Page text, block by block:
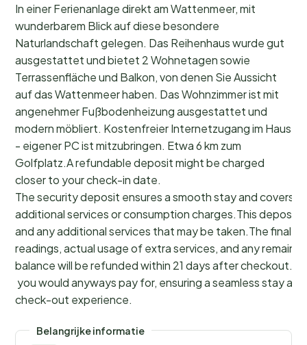
In einer Ferienanlage direkt am Wattenmeer, mit
wunderbarem Blick auf diese besondere
Naturlandschaft gelegen. Das Reihenhaus wurde gut
ausgestattet und bietet 2 Wohnetagen sowie
Terrassenfläche und Balkon, von denen Sie Aussicht
auf das Wattenmeer haben. Das Wohnzimmer ist mit
angenehmer Fußbodenheizung ausgestattet und
modern möbliert. Kostenfreier Internetzugang im Haus
- eigener PC ist mitzubringen. Etwa 6 km zum
Golfplatz.A refundable deposit might be charged
closer to your check-in date.
The security deposit ensures a smooth stay and covers
additional services or consumption charges.This deposit
and any additional services that may be taken.The final
readings, actual usage of extra services, and any
balance will be refunded within 21 days after
you would anyways pay for, ensuring a seamless stay and
check-out experience.
Belangrijke informatie